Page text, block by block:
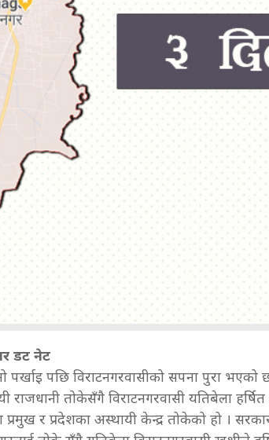
डट नेट
पर्खाइ पछि विराटनगरवासीको सपना पुरा भएको
राजधानी तोकेसँगै विराटनगरवासी यतिबेला
प्रमुख र प्रदेशका अस्थायी केन्द्र तोकेको हो ।